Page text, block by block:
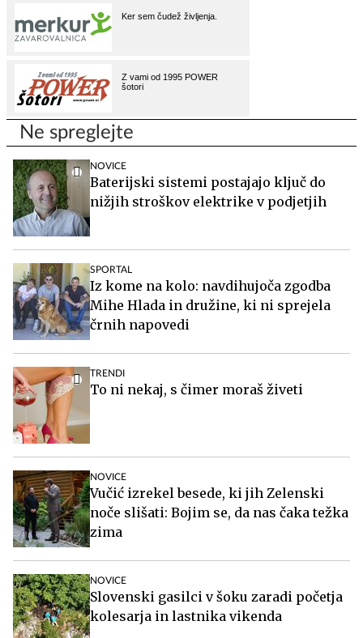
Tschofenig do zmage, slovensko čast reševal Žiga
Jančar
Los Angeles Kings bodo februarja upokojili številko
11 Anžeta Kopitarja